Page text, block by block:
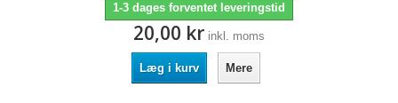
1-3 dages forventet leveringstid
20,00 kr inkl. moms
Læg i kurv Mere